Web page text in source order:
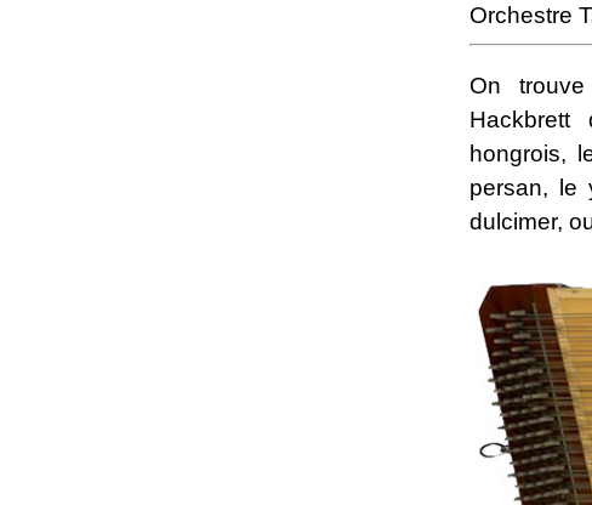
Orchestre
On
Hackbrett
hongrois,
persan, le
dulcimer,